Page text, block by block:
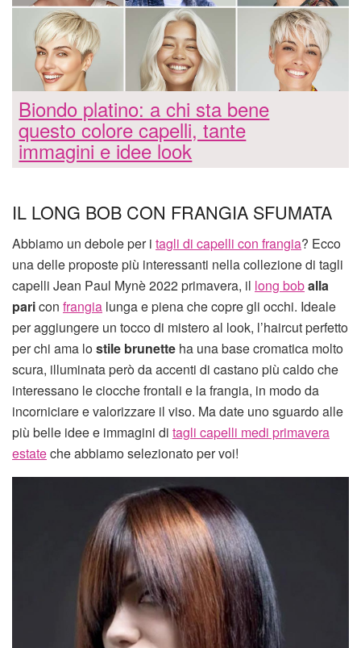
Biondo platino: a chi sta bene
questo colore capelli, tante
immagini e idee look
IL LONG BOB CON FRANGIA SFUMATA
Abbiamo un debole per i tagli di capelli con frangia? Ecco
una delle proposte più interessanti nella collezione di tagli
capelli Jean Paul Mynè 2022 primavera, il long boballa
paricon frangia lunga e piena che copre gli occhi. Ideale
per aggiungere un tocco di mistero al look, l’haircut perfetto
per chi ama lostile brunette ha una base cromatica molto
scura, illuminata però da accenti di castano più caldo che
interessano le ciocche frontali e la frangia, in modo da
incorniciare e valorizzare il viso. Ma date uno sguardo alle
più belle idee e immagini di tagli capelli medi primavera
estateche abbiamo selezionato per voi!